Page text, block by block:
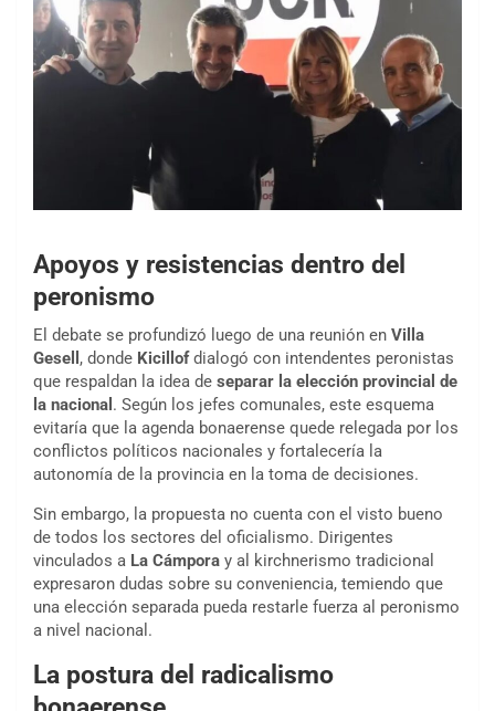
Apoyos y resistencias dentro del
peronismo
El debate se profundizó luego de una reunión en Villa
Gesell , donde Kicillofdialogó con intendentes peronistas
que respaldan la idea de separar la elección provincial de
la nacional . Según los jefes comunales, este esquema
evitaría que la agenda bonaerense quede relegada por los
conflictos políticos nacionales y fortalecería la
autonomía de la provincia en la toma de decisiones.
Sin embargo, la propuesta no cuenta con el visto bueno
de todos los sectores del oficialismo. Dirigentes
vinculados a La Cámpora y al kirchnerismo tradicional
expresaron dudas sobre su conveniencia, temiendo que
una elección separada pueda restarle fuerza al peronismo
a nivel nacional.
La postura del radicalismo